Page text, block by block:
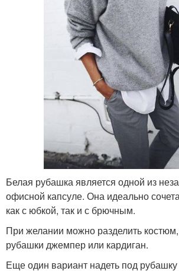
Белая рубашка является одной из
офисной капсуле. Она идеально
как с юбкой, так и с брючным.
При желании можно разделить
рубашки джемпер или кардиган.
Еще один вариант надеть под